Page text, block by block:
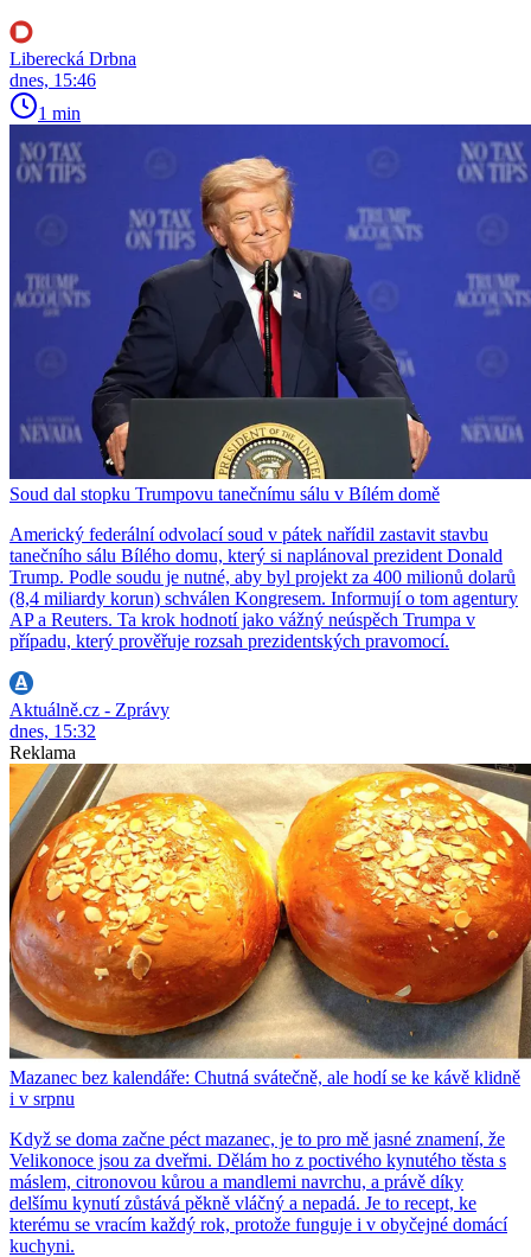
Liberecká Drbna
dnes, 15:46
1 min
Soud dal stopku Trumpovu tanečnímu sálu v Bílém domě
Americký federální odvolací soud v pátek nařídil zastavit stavbu
tanečního sálu Bílého domu, který si naplánoval prezident Donald
Trump. Podle soudu je nutné, aby byl projekt za 400 milionů dolarů
(8,4 miliardy korun) schválen Kongresem. Informují o tom agentury
AP a Reuters. Ta krok hodnotí jako vážný neúspěch Trumpa v
případu, který prověřuje rozsah prezidentských pravomocí.
Aktuálně.cz - Zprávy
dnes, 15:32
Reklama
Mazanec bez kalendáře: Chutná svátečně, ale hodí se ke kávě klidně
i v srpnu
Když se doma začne péct mazanec, je to pro mě jasné znamení, že
Velikonoce jsou za dveřmi. Dělám ho z poctivého kynutého těsta s
máslem, citronovou kůrou a mandlemi navrchu, a právě díky
delšímu kynutí zůstává pěkně vláčný a nepadá. Je to recept, ke
kterému se vracím každý rok, protože funguje i v obyčejné domácí
kuchyni.